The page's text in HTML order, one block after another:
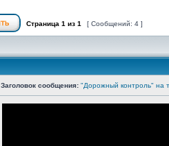
Страница 1 из 1 [ Сообщений: 4 ]
Заголовок сообщения: "Дорожный контроль" на